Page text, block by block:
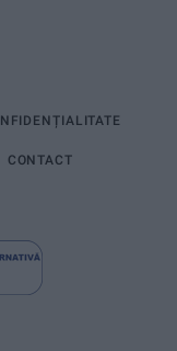
CONTACT